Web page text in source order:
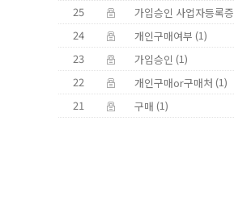
25
가입승인 사업자등록증
24
개인구매여부 (1)
23
가입승인 (1)
22
개인구매or구매처 (1)
21
구매 (1)